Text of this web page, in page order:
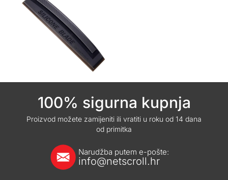
100% sigurna kupnja
Proizvod možete zamijeniti ili vratiti u roku od 14 dana
od primitka
Narudžba putem e-pošte:
info@netscroll.hr